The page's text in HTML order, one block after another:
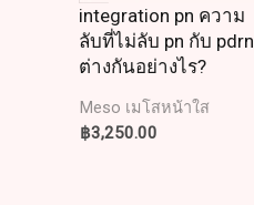
integration pn ความ
ลับที่ไม่ลับ pn กับ pdrn
ต่างกันอย่างไร?
Meso เมโสหน้าใส
฿3,250.00